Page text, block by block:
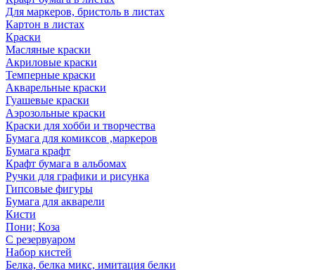
Для маркеров, бристоль в листах
Картон в листах
Краски
Масляные краски
Акриловые краски
Темперные краски
Акварельные краски
Гуашевые краски
Аэрозольные краски
Краски для хобби и творчества
Бумага для комиксов ,маркеров
Бумага крафт
Крафт бумага в альбомах
Ручки для графики и рисунка
Гипсовые фигуры
Бумага для акварели
Кисти
Пони; Коза
С резервуаром
Набор кистей
Белка, белка микс, имитация белки